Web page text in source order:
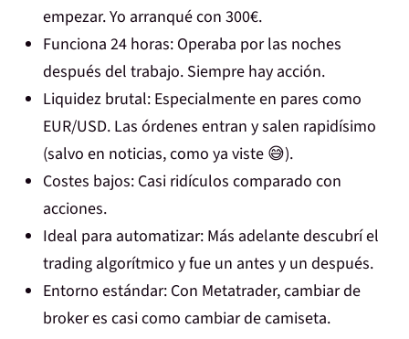
empezar. Yo arranqué con 300€.
Funciona 24 horas: Operaba por las noches
después del trabajo. Siempre hay acción.
Liquidez brutal: Especialmente en pares como
EUR/USD. Las órdenes entran y salen rapidísimo
(salvo en noticias, como ya viste 😅).
Costes bajos: Casi ridículos comparado con
acciones.
Ideal para automatizar: Más adelante descubrí el
trading algorítmico y fue un antes y un después.
Entorno estándar: Con Metatrader, cambiar de
broker es casi como cambiar de camiseta.